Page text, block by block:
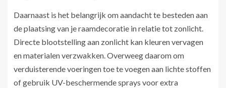
Daarnaast is het belangrijk om aandacht te besteden aan
de plaatsing van je raamdecoratie in relatie tot zonlicht.
Directe blootstelling aan zonlicht kan kleuren vervagen
en materialen verzwakken. Overweeg daarom om
verduisterende voeringen toe te voegen aan lichte stoffen
of gebruik UV-beschermende sprays voor extra